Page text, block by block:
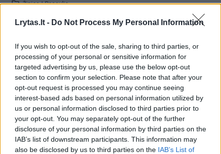
Lrytas.lt - Do Not Process My Personal Information
If you wish to opt-out of the sale, sharing to third parties, or
processing of your personal or sensitive information for
targeted advertising by us, please use the below opt-out
section to confirm your selection. Please note that after your
opt-out request is processed you may continue seeing
interest-based ads based on personal information utilized by
us or personal information disclosed to third parties prior to
your opt-out. You may separately opt-out of the further
disclosure of your personal information by third parties on the
IAB’s list of downstream participants. This information may
also be disclosed by us to third parties on the IAB’s List of
Žinios | Pasaulis
stiprinti ryšius su Ukraina
Žinios Pasaulis
Visi įrašai
Žiūrimiausi įrašai